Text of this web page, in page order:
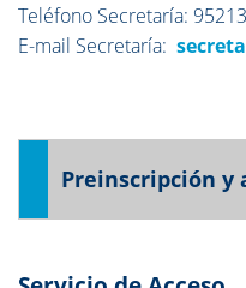
Teléfono Secretaría:
E-mail Secretaría:
Preinscripción y